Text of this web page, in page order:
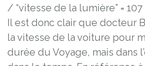
/ “vitesse de la lumière” =
Il est donc clair que docteur
la vitesse de la voiture pour
durée du Voyage, mais dans